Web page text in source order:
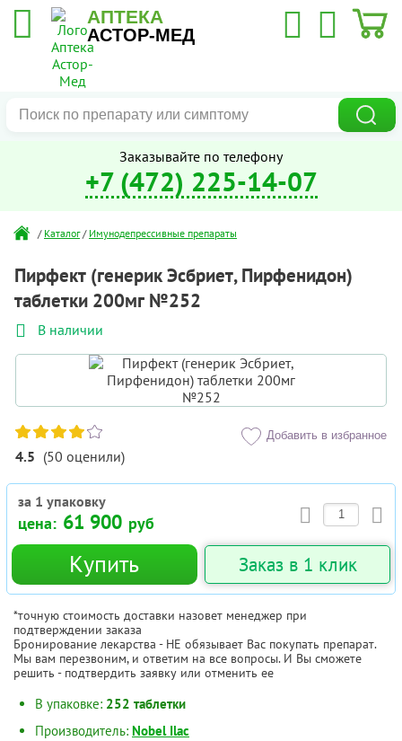
АПТЕКА
АСТОР-МЕД
Заказывайте по телефону
+7 (472) 225-14-07
/ Каталог / Имунодепрессивные препараты
Пирфект (генерик Эсбриет, Пирфенидон)
таблетки 200мг №252
В наличии
4.5 (50 оценили)
Добавить в избранное
за 1 упаковку
цена: 61 900 руб
Купить Заказ в 1 клик
*точную стоимость доставки назовет менеджер при
подтверждении заказа
Бронирование лекарства - НЕ обязывает Вас покупать препарат.
Мы вам перезвоним, и ответим на все вопросы. И Вы сможете
решить - подтвердить заявку или отменить ее
В упаковке: 252 таблетки
Производитель: Nobel Ilac